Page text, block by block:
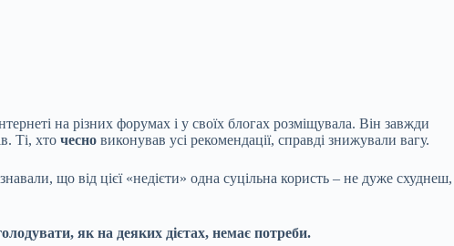
на різних форумах і у своїх блогах розміщувала. Він завжди
Ті, хто чесно виконував усі рекомендації, справді знижували вагу.
що від цієї «недієти» одна суцільна користь – не дуже схуднеш,
як на деяких дієтах, немає потреби.